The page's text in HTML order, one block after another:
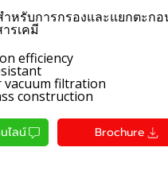
ำหรับการกรองและแยกตะ
รเคมี
efficiency
vacuum filtration
construction
ไลน์ Brochure